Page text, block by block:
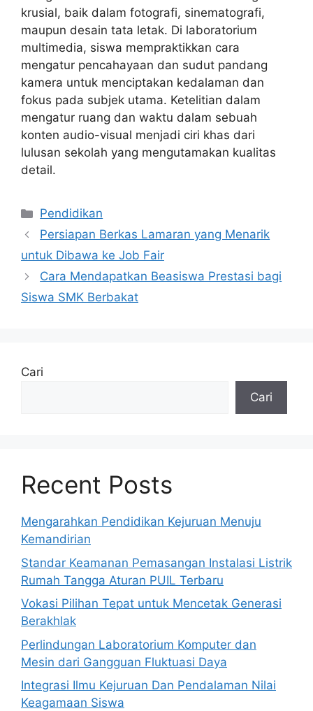
krusial, baik dalam fotografi, sinematografi,
maupun desain tata letak. Di laboratorium
multimedia, siswa mempraktikkan cara
mengatur pencahayaan dan sudut pandang
kamera untuk menciptakan kedalaman dan
fokus pada subjek utama. Ketelitian dalam
mengatur ruang dan waktu dalam sebuah
konten audio-visual menjadi ciri khas dari
lulusan sekolah yang mengutamakan kualitas
detail.
Kategori
Pendidikan
Persiapan Berkas Lamaran yang Menarik
untuk Dibawa ke Job Fair
Cara Mendapatkan Beasiswa Prestasi bagi
Siswa SMK Berbakat
Cari
Cari
Recent Posts
Mengarahkan Pendidikan Kejuruan Menuju
Kemandirian
Standar Keamanan Pemasangan Instalasi Listrik
Rumah Tangga Aturan PUIL Terbaru
Vokasi Pilihan Tepat untuk Mencetak Generasi
Berakhlak
Perlindungan Laboratorium Komputer dan
Mesin dari Gangguan Fluktuasi Daya
Integrasi Ilmu Kejuruan Dan Pendalaman Nilai
Keagamaan Siswa